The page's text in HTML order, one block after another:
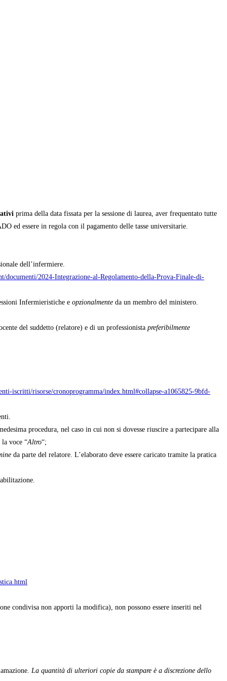
prima della data fissata per la sessione di laurea, aver frequentato tutte
ed essere in regola con il pagamento delle tasse universitarie.
dell’infermiere.
2024-Integrazione-al-Regolamento-della-Prova-Finale-di-
Infermieristiche e opzionalmente da un membro del ministero.
del suddetto (relatore) e di un professionista preferibilmente
iscritti/risorse/cronoprogramma/index.html#collapse-a1065825-9bfd-
procedura, nel caso in cui non si dovesse riuscire a partecipare alla
voce “Altro“;
da parte del relatore. L’elaborato deve essere caricato tramite la pratica
condivisa non apporti la modifica), non possono essere inseriti nel
La quantità di ulteriori copie da stampare è a discrezione dello